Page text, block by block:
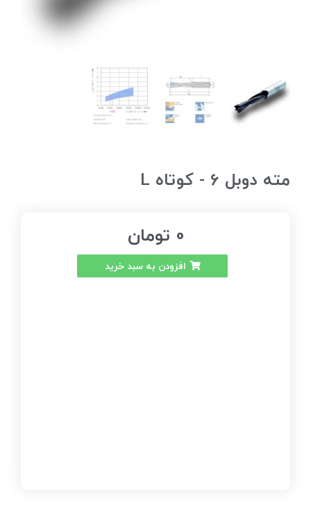
0 تومان
افزودن به سبد خرید
مته دوبل 6 - کوتاه L